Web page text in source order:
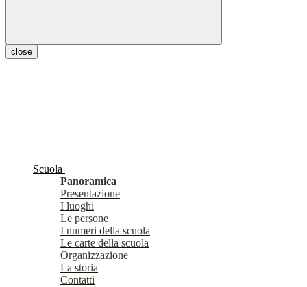
close
Scuola
Panoramica
Presentazione
I luoghi
Le persone
I numeri della scuola
Le carte della scuola
Organizzazione
La storia
Contatti